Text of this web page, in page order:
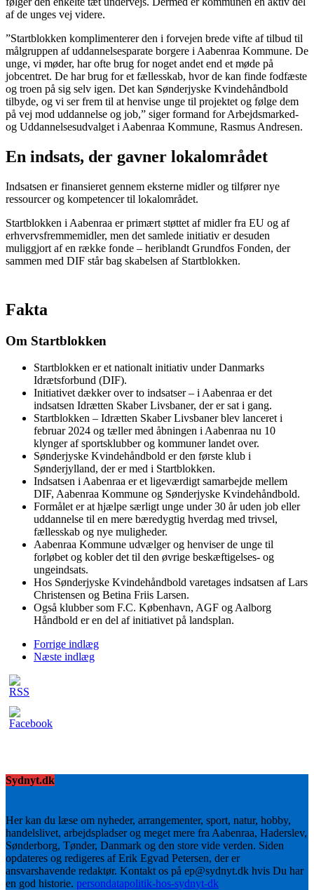
af de unges vej videre.
”Startblokken komplimenterer den i forvejen brede vifte af tilbud til
målgruppen af uddannelsesparate borgere i Aabenraa Kommune. De
unge, vi møder, har ofte brug for noget andet end et møde på
jobcentret. De har brug for et fællesskab, hvor de kan finde fodfæste
og troen på sig selv igen. Det kan Sønderjyske Kvindehåndbold
tilbyde, og vi ser frem til at henvise unge til projektet og følge dem
på vej mod uddannelse og job,” siger formand for Arbejdsmarked-
og Uddannelsesudvalget i Aabenraa Kommune, Rasmus Andresen.
En indsats, der gavner lokalområdet
Indsatsen er finansieret gennem eksterne midler og tilfører nye
ressourcer og kompetencer til lokalområdet.
Startblokken i Aabenraa er primært støttet af midler fra EU og af
erhvervsfremmemidler, men det samlede initiativ er desuden
muliggjort af en række fonde – heriblandt Grundfos Fonden, der
sammen med DIF står bag skabelsen af Startblokken.
Fakta
Om Startblokken
Startblokken er et nationalt initiativ under Danmarks
Idrætsforbund (DIF).
Initiativet dækker over to indsatser – i Aabenraa er det
indsatsen Idrætten Skaber Livsbaner, der er sat i gang.
Startblokken – Idrætten Skaber Livsbaner blev lanceret i
februar 2024 og tæller med åbningen i Aabenraa nu 10
klynger af sportsklubber og kommuner landet over.
Sønderjyske Kvindehåndbold er den første klub i
Sønderjylland, der er med i Startblokken.
Indsatsen i Aabenraa er et ligeværdigt samarbejde mellem
DIF, Aabenraa Kommune og Sønderjyske Kvindehåndbold.
Formålet er at hjælpe særligt unge under 30 år uden job eller
uddannelse til en mere bæredygtig hverdag med trivsel,
fællesskab og nye muligheder.
Aabenraa Kommune udvælger og henviser de unge til
forløbet og kobler det til den øvrige beskæftigelses- og
ungeindsats.
Hos Sønderjyske Kvindehåndbold varetages indsatsen af Lars
Christensen og Betina Friis Larsen.
Også klubber som F.C. København, AGF og Aalborg
Håndbold er en del af initiativet på landsplan.
Forrige indlæg
Næste indlæg
Sydnyt.dk
Her kan du læse om nyheder, arrangementer, sport, natur, hobby,
handelslivet, arbejdspladser og meget mere fra Aabenraa, Haderslev,
Sønderborg, Tønder, Danmark og den store vide verden. Siden
opdateres og redigeres af Erik Egvad Petersen, der er
ansvarshavende redaktør. Kontakt os på ep@sydnyt.dk hvis Du har
en god historie. persondatapolitik-hos-sydnyt-dk